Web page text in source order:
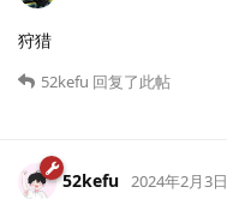
狩猎
52kefu 回复了此帖
52kefu 2024年2月3日